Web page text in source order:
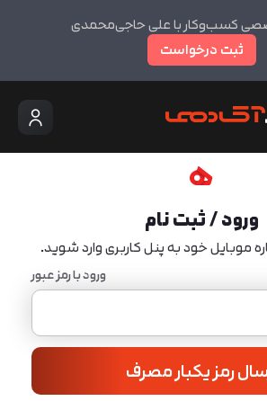
کسب‌وکار با علی حاجی‌محمدی
ثبت درخواست
ورود / ثبت نام
موبایل خود به پنل کاربری وارد شوید.
ورود با رمز عبور
رمز یکبار مصرف